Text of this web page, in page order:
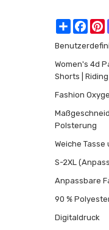
Share
Women's 4d
Shorts |
Fashion
Polsterung
Weiche Tasse
S-2XL
Anpassbare
90 %
Digitaldruck